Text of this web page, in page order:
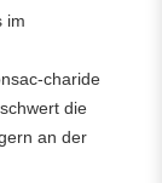
im
charide
die
an der